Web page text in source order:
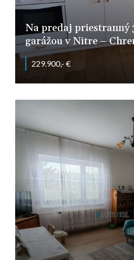
Na predaj priestranný
garážou v Nitre –
229.900,- €